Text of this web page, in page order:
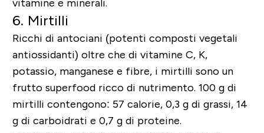
vitamine e minerali.
6. Mirtilli
Ricchi di antociani (potenti composti vegetali
antiossidanti) oltre che di vitamine C, K,
potassio, manganese e fibre, i mirtilli sono un
frutto superfood ricco di nutrimento. 100 g di
mirtilli contengono: 57 calorie, 0,3 g di grassi, 14
g di carboidrati e 0,7 g di proteine.